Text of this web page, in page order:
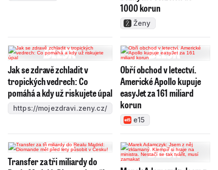
1000 korun
Ženy
Jak se zdravě zchladit v
tropických vedrech: Co
pomáhá a kdy už riskujete úpal
https://mojezdravi.zeny.cz/
Obří obchod v letectví.
Americké Apollo kupuje
easyJet za 161 miliard
korun
e15
Transfer za tři miliardy do